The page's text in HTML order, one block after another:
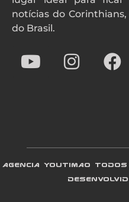
notícias do
do Brasil.
AGENCIA YOUTIMAO